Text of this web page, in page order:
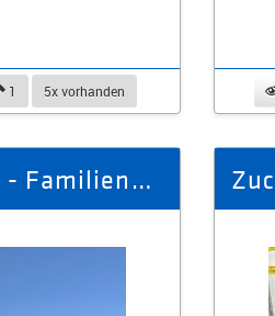
1 5x vorhanden
Sonnenlandpark - Familienausflug Sommersaison 2026 für drei Personen